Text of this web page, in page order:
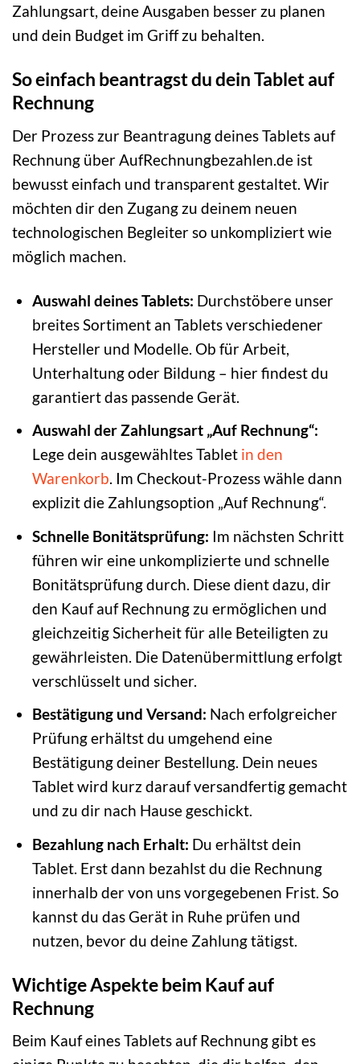
Zahlungsart, deine Ausgaben besser zu planen
und dein Budget im Griff zu behalten.
So einfach beantragst du dein Tablet auf
Rechnung
Der Prozess zur Beantragung deines Tablets auf
Rechnung über AufRechnungbezahlen.de ist
bewusst einfach und transparent gestaltet. Wir
möchten dir den Zugang zu deinem neuen
technologischen Begleiter so unkompliziert wie
möglich machen.
Auswahl deines Tablets: Durchstöbere unser
breites Sortiment an Tablets verschiedener
Hersteller und Modelle. Ob für Arbeit,
Unterhaltung oder Bildung – hier findest du
garantiert das passende Gerät.
Auswahl der Zahlungsart „Auf Rechnung“:
Lege dein ausgewähltes Tablet in den
Warenkorb. Im Checkout-Prozess wähle dann
explizit die Zahlungsoption „Auf Rechnung“.
Schnelle Bonitätsprüfung: Im nächsten Schritt
führen wir eine unkomplizierte und schnelle
Bonitätsprüfung durch. Diese dient dazu, dir
den Kauf auf Rechnung zu ermöglichen und
gleichzeitig Sicherheit für alle Beteiligten zu
gewährleisten. Die Datenübermittlung erfolgt
verschlüsselt und sicher.
Bestätigung und Versand: Nach erfolgreicher
Prüfung erhältst du umgehend eine
Bestätigung deiner Bestellung. Dein neues
Tablet wird kurz darauf versandfertig gemacht
und zu dir nach Hause geschickt.
Bezahlung nach Erhalt: Du erhältst dein
Tablet. Erst dann bezahlst du die Rechnung
innerhalb der von uns vorgegebenen Frist. So
kannst du das Gerät in Ruhe prüfen und
nutzen, bevor du deine Zahlung tätigst.
Wichtige Aspekte beim Kauf auf
Rechnung
Beim Kauf eines Tablets auf Rechnung gibt es